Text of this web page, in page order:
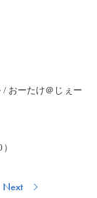
/ おーたけ＠じぇー
Next
Next